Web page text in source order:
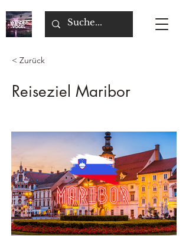
< Zurück
Reiseziel Maribor